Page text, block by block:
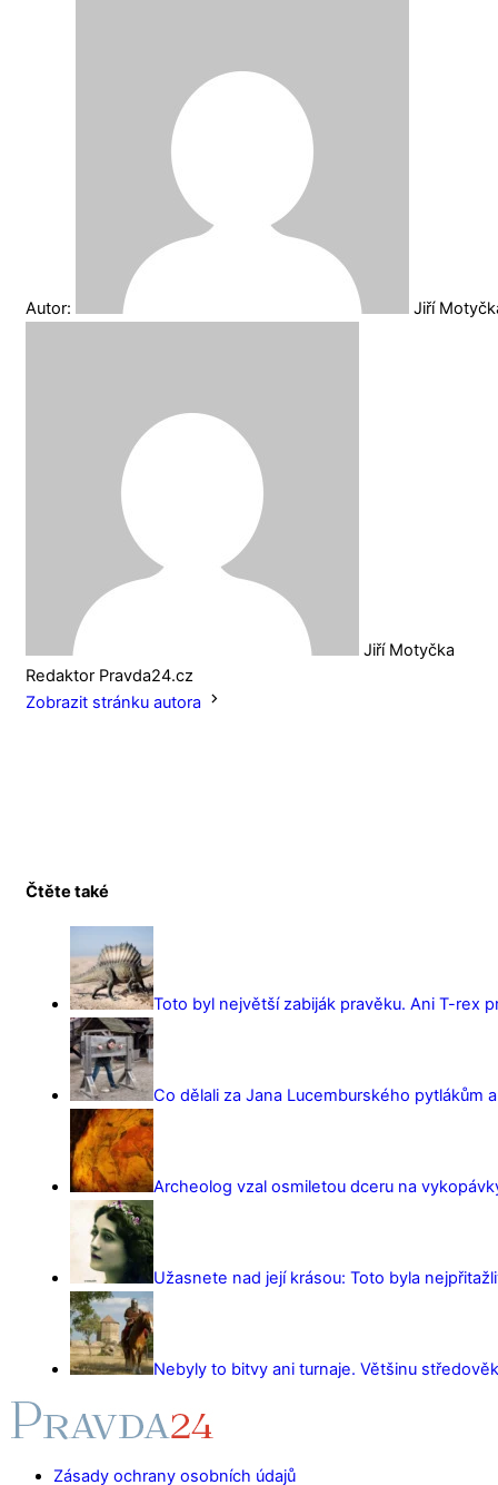
Autor: Jiří
Jiří Motyčka
Redaktor Pravda24.cz
Zobrazit stránku autora
Čtěte také
Toto byl největší zabiják pravěku. Ani T-rex
Co dělali za Jana Lucemburského pytlákům
Archeolog vzal osmiletou dceru na
Užasnete nad její krásou: Toto byla
Nebyly to bitvy ani turnaje. Většinu
Zásady ochrany osobních údajů